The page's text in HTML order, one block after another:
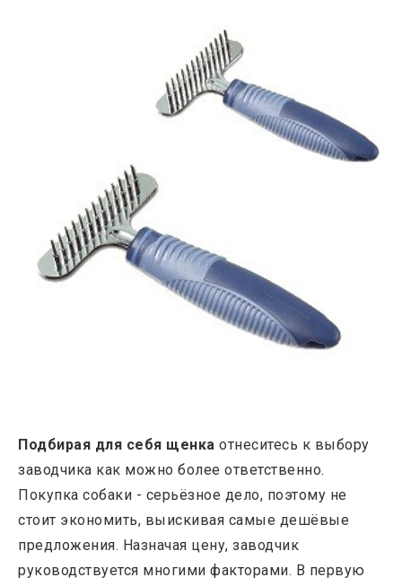
Подбирая для себя щенка отнеситесь к выбору
заводчика как можно более ответственно.
Покупка собаки - серьёзное дело, поэтому не
стоит экономить, выискивая самые дешёвые
предложения. Назначая цену, заводчик
руководствуется многими факторами. В первую